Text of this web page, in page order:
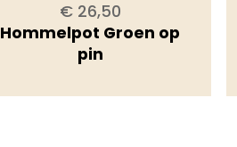
€ 26,50
Hommelpot Groen op
pin